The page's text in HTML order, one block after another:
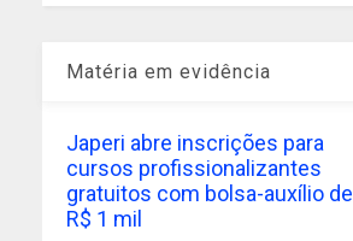
Matéria em evidência
Japeri abre inscrições para
cursos profissionalizantes
gratuitos com bolsa-auxílio de
R$ 1 mil